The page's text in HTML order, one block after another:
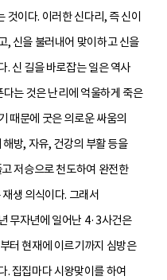
이다. 이러한 신다리, 즉 신이
, 신을 불러내어 맞이하고 신을
. 신 길을 바로잡는 일은 역사
는 것은 난리에 억울하게 죽은
때문에 굿은 의로운 싸움의
방, 자유, 건강의 부활 등을
저승으로 천도하여 완전한
생 의식이다. 그래서
무자년에 일어난 4·3사건은
터 현재에 이르기까지 심방은
. 집집마다 시왕맞이를 하여